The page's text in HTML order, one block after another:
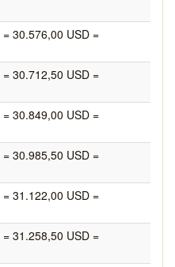
= 30.576,00 USD =
= 30.712,50 USD =
= 30.849,00 USD =
= 30.985,50 USD =
= 31.122,00 USD =
= 31.258,50 USD =